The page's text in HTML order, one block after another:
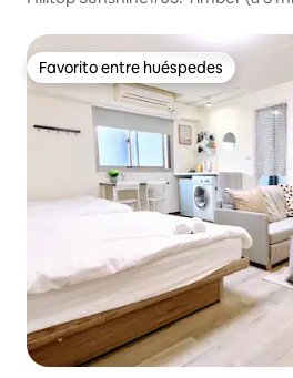
Favorito entre huéspedes
Favorito entre huéspedes